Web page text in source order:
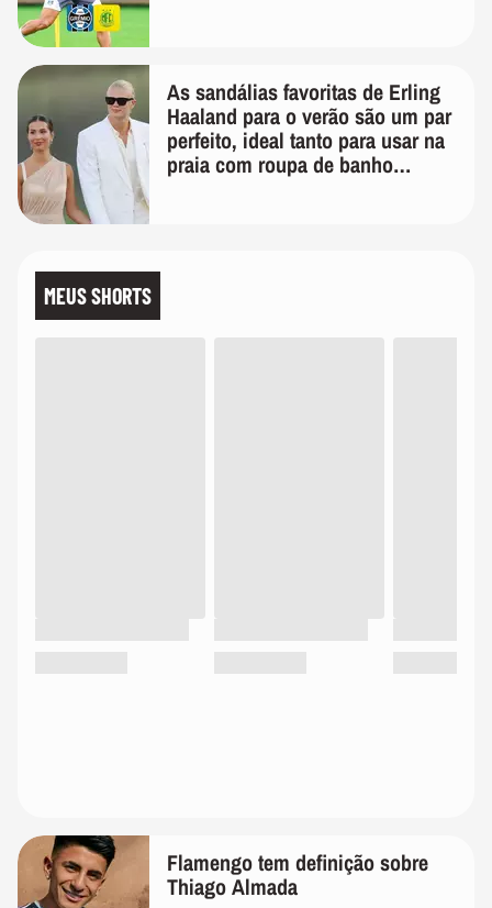
As sandálias favoritas de Erling
Haaland para o verão são um par
perfeito, ideal tanto para usar na
praia com roupa de banho
MEUS SHORTS
Flamengo tem definição sobre
Thiago Almada